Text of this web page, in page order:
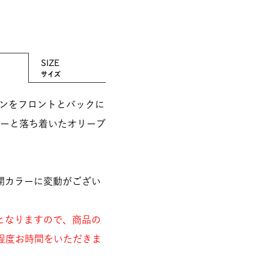
SIZE
サイズ
をフロントとバックに
と落ち着いたオリーブ
カラーに変動がござい
なりますので、商品の
度お時間をいただきま